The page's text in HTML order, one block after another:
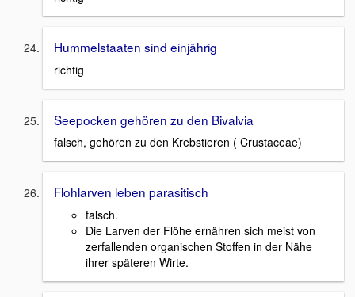
Hummelstaaten sind einjährig
richtig
Seepocken gehören zu den Bivalvia
falsch, gehören zu den Krebstieren ( Crustaceae)
Flohlarven leben parasitisch
falsch.
Die Larven der Flöhe ernähren sich meist von
zerfallenden organischen Stoffen in der Nähe
ihrer späteren Wirte.